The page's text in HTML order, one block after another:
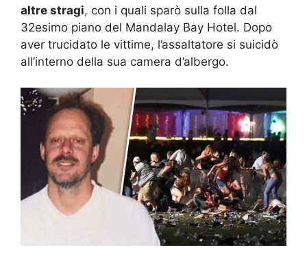
altre stragi, con i quali sparò sulla folla dal
32esimo piano del Mandalay Bay Hotel. Dopo
aver trucidato le vittime, l’assaltatore si suicidò
all’interno della sua camera d’albergo.